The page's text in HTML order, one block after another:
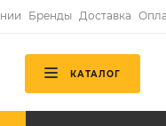
Бренды Доставка
КАТАЛОГ